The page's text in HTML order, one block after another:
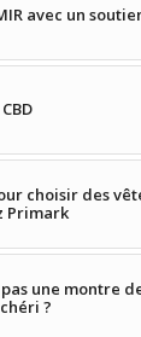
avec un
choisir des
Primark
une montre
?